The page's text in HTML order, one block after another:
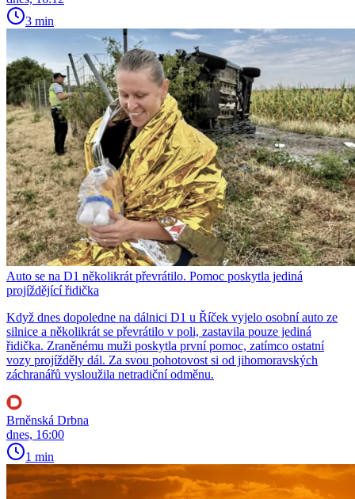
3 min
Auto se na D1 několikrát převrátilo. Pomoc poskytla jediná
projíždějící řidička
Když dnes dopoledne na dálnici D1 u Říček vyjelo osobní auto ze
silnice a několikrát se převrátilo v poli, zastavila pouze jediná
řidička. Zraněnému muži poskytla první pomoc, zatímco ostatní
vozy projížděly dál. Za svou pohotovost si od jihomoravských
záchranářů vysloužila netradiční odměnu.
Brněnská Drbna
dnes, 16:00
1 min